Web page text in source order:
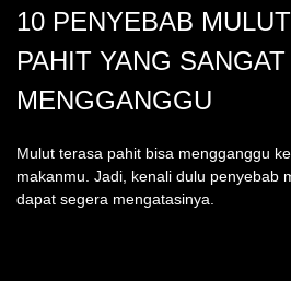
Mulut terasa pahit bisa mengganggu
makanmu. Jadi, kenali dulu penyebab
dapat segera mengatasinya.
10 PENYEBAB
PAHIT YANG SANGAT
MENGGANGGU